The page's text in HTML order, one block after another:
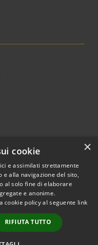
Copyright © 2026 • Comune di
Buccinasco • Powered by
Municipium•Accesso
redazione
×
cookie
e assimilati strettamente
alla navigazione del sito,
al solo fine di elaborare
e anonime.
cookie policy al seguente link
RIFIUTA TUTTO